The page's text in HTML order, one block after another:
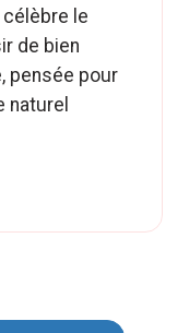
le
de bien
pensée pour
naturel